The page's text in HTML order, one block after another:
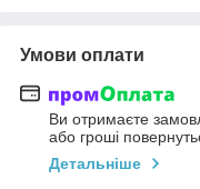
Умови оплати
Ви отримаєте
або гроші
Детальніше